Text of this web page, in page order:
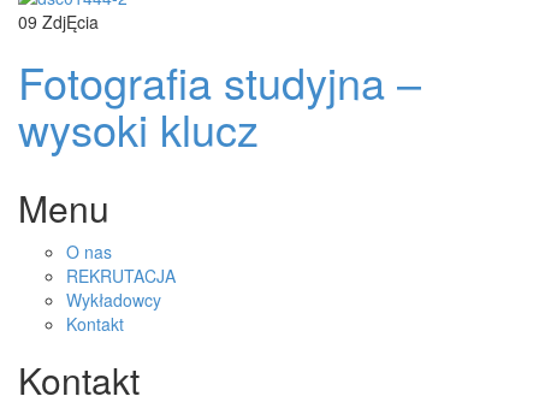
09 ZdjĘcia
Fotografia studyjna –
wysoki klucz
Menu
O nas
REKRUTACJA
Wykładowcy
Kontakt
Kontakt